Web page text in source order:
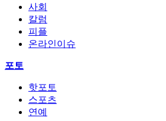
사회
칼럼
피플
온라인이슈
포토
핫포토
스포츠
연예